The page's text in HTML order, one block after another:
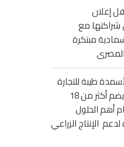
إعلان
شراكتها مع
وتطرح 10 حلول سمادية مبتكرة
المصرى
طيبة للتجارة
والتوكيلات قطاع الأسمدة في طيبة يضم أكثر من 18
أهم الحلول
لدعم الإنتاج الزراعي